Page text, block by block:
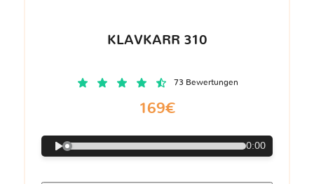
KLAVKARR 310
73 Bewertungen
169€
0:00